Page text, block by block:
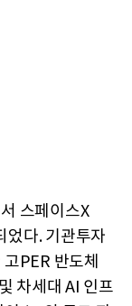
스페이스X
었다. 기관투자
PER 반도체
차세대 AI 인프